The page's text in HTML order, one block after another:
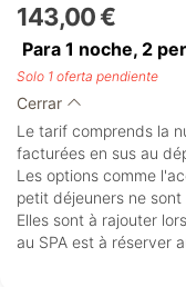
143,00 €
Para 1 noche, 2
Solo 1 oferta pendiente
Cerrar
Le tarif comprends la
facturées en sus au
Les options comme
petit déjeuners ne
Elles sont à rajouter
au SPA est à réserver